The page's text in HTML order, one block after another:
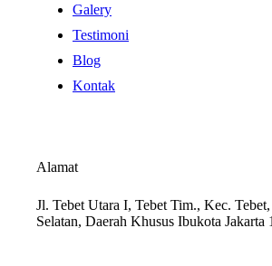
Galery
Testimoni
Blog
Kontak
Alamat
Jl. Tebet Utara I, Tebet Tim., Kec.
Selatan, Daerah Khusus Ibukota Jakarta